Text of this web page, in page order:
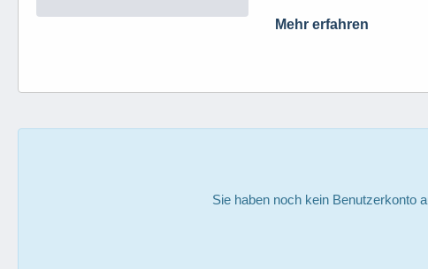
Mehr erfahren
Sie haben noch kein Benutzerkonto